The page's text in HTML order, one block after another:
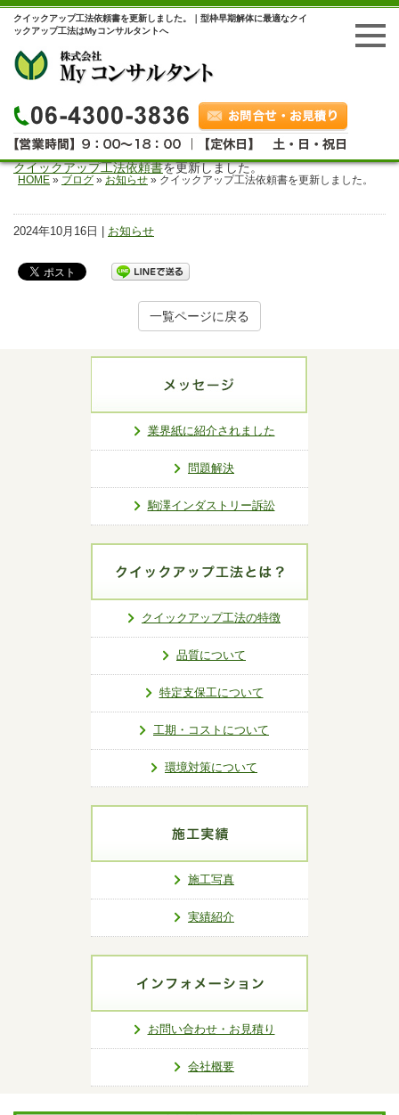
クイックアップ工法依頼書を更新しました。｜型枠早期解体に最適なクイ
ックアップ工法はMyコンサルタントへ
HOME » ブログ » お知らせ » クイックアップ工法依頼書を更新しました。
クイックアップ工法依頼書を更新しました。
2024年10月16日 | お知らせ
一覧ページに戻る
業界紙に紹介されました
問題解決
駒澤インダストリー訴訟
クイックアップ工法の特徴
品質について
特定支保工について
工期・コストについて
環境対策について
施工写真
実績紹介
お問い合わせ・お見積り
会社概要